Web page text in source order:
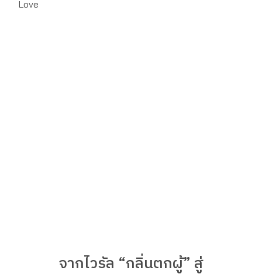
จากไวรัล “กลิ่นตกผู้” สู่